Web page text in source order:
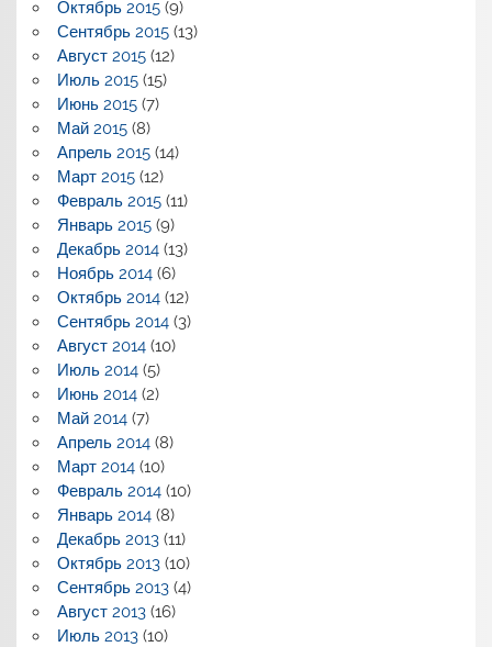
Октябрь 2015(9)
Сентябрь 2015(13)
Август 2015(12)
Июль 2015(15)
Июнь 2015(7)
Май 2015(8)
Апрель 2015(14)
Март 2015(12)
Февраль 2015(11)
Январь 2015(9)
Декабрь 2014(13)
Ноябрь 2014(6)
Октябрь 2014(12)
Сентябрь 2014(3)
Август 2014(10)
Июль 2014(5)
Июнь 2014(2)
Май 2014(7)
Апрель 2014(8)
Март 2014(10)
Февраль 2014(10)
Январь 2014(8)
Декабрь 2013(11)
Октябрь 2013(10)
Сентябрь 2013(4)
Август 2013(16)
Июль 2013(10)